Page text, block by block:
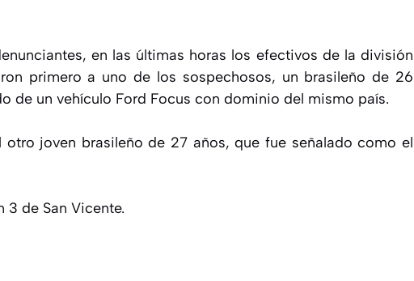
en las últimas horas los efectivos de la división
primero a uno de los sospechosos, un brasileño de 26
de un vehículo Ford Focus con dominio del mismo país.
otro joven brasileño de 27 años, que fue señalado como el
3 de San Vicente.